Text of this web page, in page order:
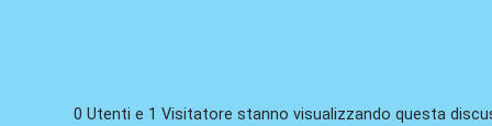
0 Utenti e 1 Visitatore stanno visualizzando questa